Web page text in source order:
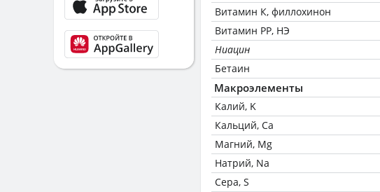
Витамин К, филлохинон
Витамин РР, НЭ
Ниацин
Бетаин
Макроэлементы
Калий, K
Кальций, Ca
Магний, Mg
Натрий, Na
Сера, S